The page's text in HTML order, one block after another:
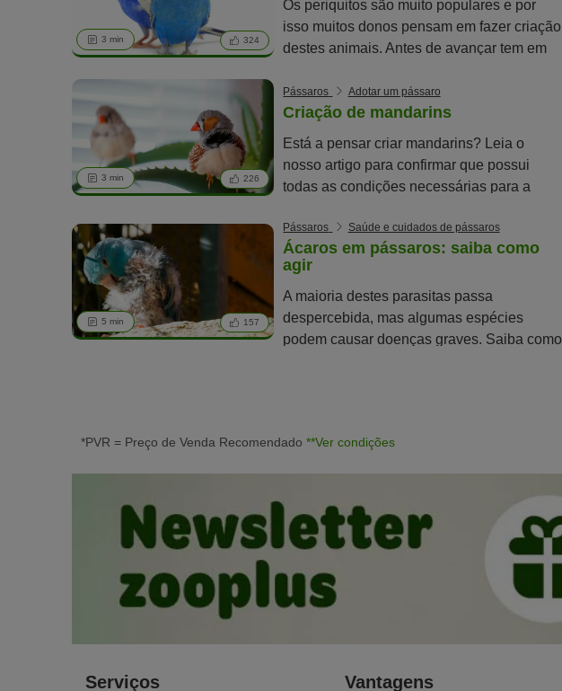
3 min 324
Os periquitos são muito populares e por
isso muitos donos pensam em fazer criação
destes animais. Antes de avançar tem em
3 min 226
Pássaros Adotar um pássaro
Criação de mandarins
Está a pensar criar mandarins? Leia o
nosso artigo para confirmar que possui
todas as condições necessárias para a
5 min 157
Pássaros Saúde e cuidados de pássaros
Ácaros em pássaros: saiba como
agir
A maioria destes parasitas passa
despercebida, mas algumas espécies
podem causar doenças graves. Saiba como
*PVR = Preço de Venda Recomendado **Ver condições
Serviços Vantagens